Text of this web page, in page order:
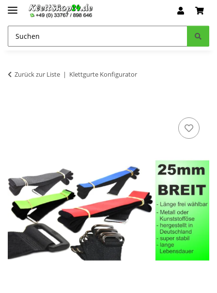
Zurück zur Liste Klettgurte Konfigurator